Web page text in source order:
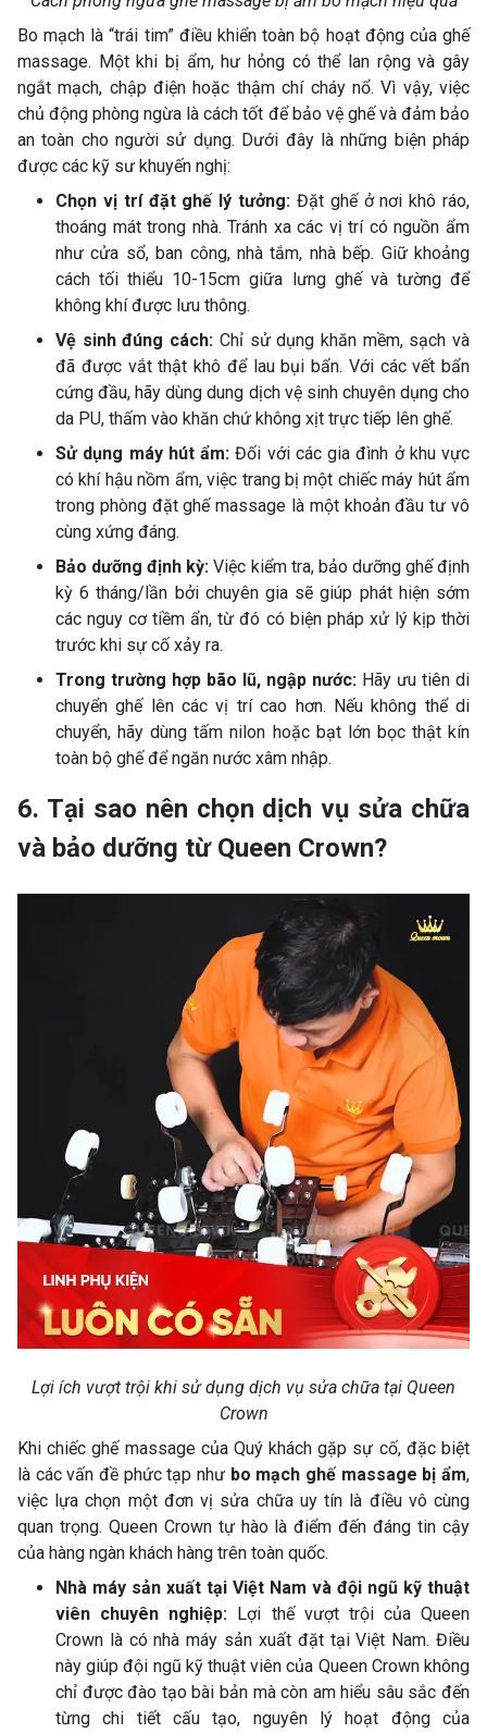
Bo mạch là “trái tim” điều khiển toàn bộ hoạt động của ghế
massage. Một khi bị ẩm, hư hỏng có thể lan rộng và gây
ngắt mạch, chập điện hoặc thậm chí cháy nổ. Vì vậy, việc
chủ động phòng ngừa là cách tốt để bảo vệ ghế và đảm bảo
an toàn cho người sử dụng. Dưới đây là những biện pháp
được các kỹ sư khuyến nghị:
Chọn vị trí đặt ghế lý tưởng: Đặt ghế ở nơi khô ráo,
thoáng mát trong nhà. Tránh xa các vị trí có nguồn ẩm
như cửa sổ, ban công, nhà tắm, nhà bếp. Giữ khoảng
cách tối thiểu 10-15cm giữa lưng ghế và tường để
không khí được lưu thông.
Vệ sinh đúng cách: Chỉ sử dụng khăn mềm, sạch và
đã được vắt thật khô để lau bụi bẩn. Với các vết bẩn
cứng đầu, hãy dùng dung dịch vệ sinh chuyên dụng cho
da PU, thấm vào khăn chứ không xịt trực tiếp lên ghế.
Sử dụng máy hút ẩm: Đối với các gia đình ở khu vực
có khí hậu nồm ẩm, việc trang bị một chiếc máy hút ẩm
trong phòng đặt ghế massage là một khoản đầu tư vô
cùng xứng đáng.
Bảo dưỡng định kỳ: Việc kiểm tra, bảo dưỡng ghế định
kỳ 6 tháng/lần bởi chuyên gia sẽ giúp phát hiện sớm
các nguy cơ tiềm ẩn, từ đó có biện pháp xử lý kịp thời
trước khi sự cố xảy ra.
Trong trường hợp bão lũ, ngập nước: Hãy ưu tiên di
chuyển ghế lên các vị trí cao hơn. Nếu không thể di
chuyển, hãy dùng tấm nilon hoặc bạt lớn bọc thật kín
toàn bộ ghế để ngăn nước xâm nhập.
6. Tại sao nên chọn dịch vụ sửa chữa
và bảo dưỡng từ Queen Crown?
Lợi ích vượt trội khi sử dụng dịch vụ sửa chữa tại Queen
Crown
Khi chiếc ghế massage của Quý khách gặp sự cố, đặc biệt
là các vấn đề phức tạp như bo mạch ghế massage bị ẩm,
việc lựa chọn một đơn vị sửa chữa uy tín là điều vô cùng
quan trọng. Queen Crown tự hào là điểm đến đáng tin cậy
của hàng ngàn khách hàng trên toàn quốc.
Nhà máy sản xuất tại Việt Nam và đội ngũ kỹ thuật
viên chuyên nghiệp: Lợi thế vượt trội của Queen
Crown là có nhà máy sản xuất đặt tại Việt Nam. Điều
này giúp đội ngũ kỹ thuật viên của Queen Crown không
chỉ được đào tạo bài bản mà còn am hiểu sâu sắc đến
từng chi tiết cấu tạo, nguyên lý hoạt động của